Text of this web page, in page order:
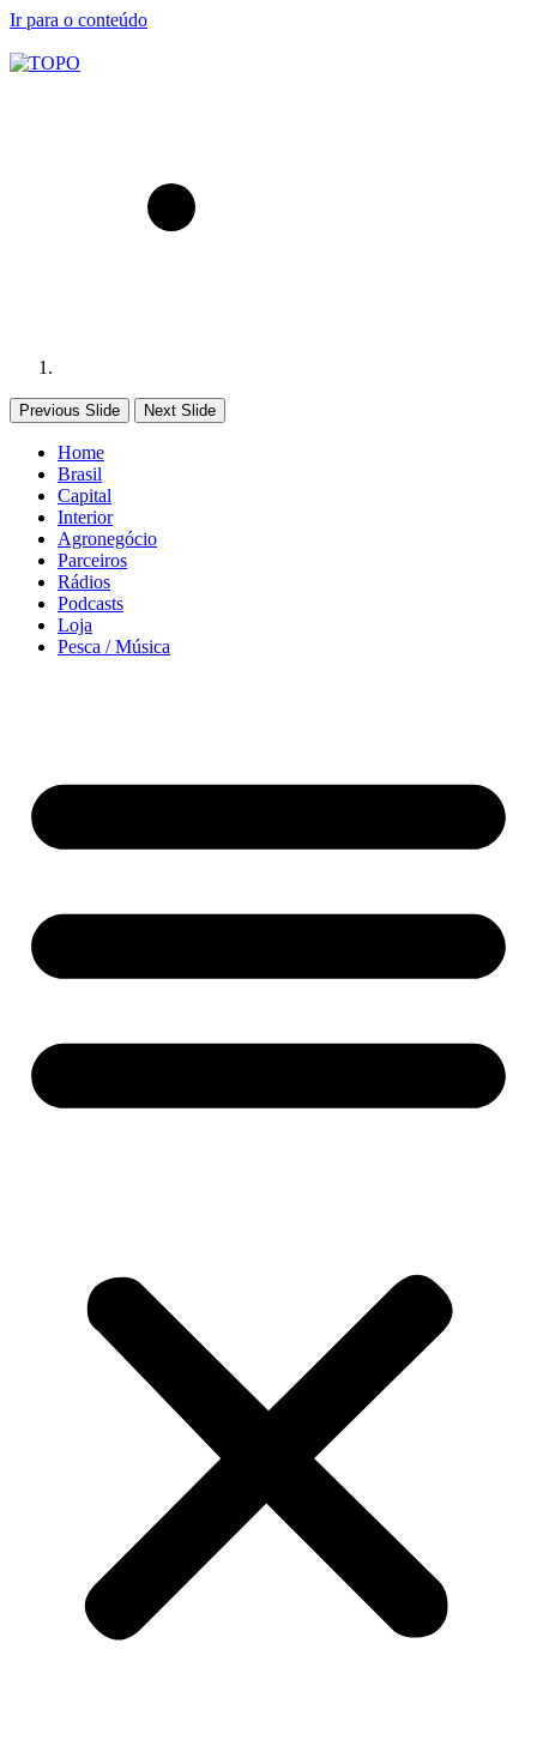
Ir para o conteúdo
Previous Slide Next Slide
Home
Brasil
Capital
Interior
Agronegócio
Parceiros
Rádios
Podcasts
Loja
Pesca / Música